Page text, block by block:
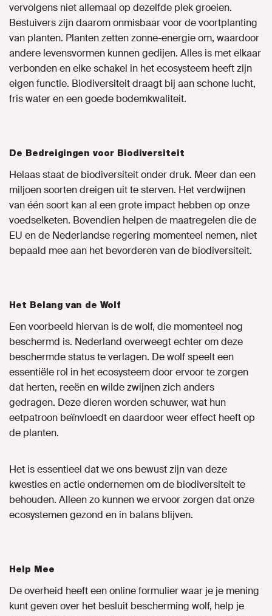
vervolgens niet allemaal op dezelfde plek groeien.
Bestuivers zijn daarom onmisbaar voor de voortplanting
van planten. Planten zetten zonne-energie om, waardoor
andere levensvormen kunnen gedijen. Alles is met elkaar
verbonden en elke schakel in het ecosysteem heeft zijn
eigen functie. Biodiversiteit draagt bij aan schone lucht,
fris water en een goede bodemkwaliteit.
De Bedreigingen voor Biodiversiteit
Helaas staat de biodiversiteit onder druk. Meer dan een
miljoen soorten dreigen uit te sterven. Het verdwijnen
van één soort kan al een grote impact hebben op onze
voedselketen. Bovendien helpen de maatregelen die de
EU en de Nederlandse regering momenteel nemen, niet
bepaald mee aan het bevorderen van de biodiversiteit.
Het Belang van de Wolf
Een voorbeeld hiervan is de wolf, die momenteel nog
beschermd is. Nederland overweegt echter om deze
beschermde status te verlagen. De wolf speelt een
essentiële rol in het ecosysteem door ervoor te zorgen
dat herten, reeën en wilde zwijnen zich anders
gedragen. Deze dieren worden schuwer, wat hun
eetpatroon beïnvloedt en daardoor weer effect heeft op
de planten.
Het is essentieel dat we ons bewust zijn van deze
kwesties en actie ondernemen om de biodiversiteit te
behouden. Alleen zo kunnen we ervoor zorgen dat onze
ecosystemen gezond en in balans blijven.
Help Mee
De overheid heeft een online formulier waar je je mening
kunt geven over het besluit bescherming wolf, help je